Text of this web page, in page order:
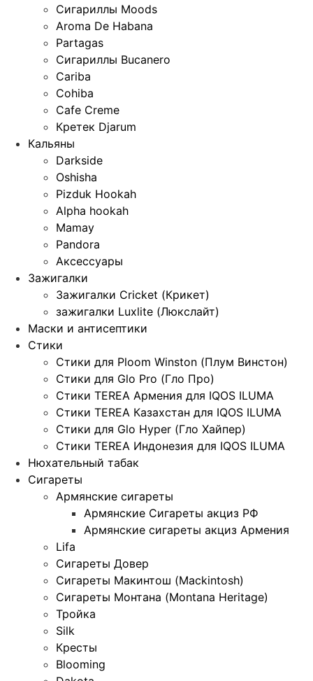
Сигариллы Moods
Aroma De Habana
Partagas
Сигариллы Bucanero
Cariba
Cohiba
Cafe Creme
Кретек Djarum
Кальяны
Darkside
Oshisha
Pizduk Hookah
Alpha hookah
Mamay
Pandora
Аксессуары
Зажигалки
Зажигалки Cricket (Крикет)
зажигалки Luxlite (Люкслайт)
Маски и антисептики
Стики
Стики для Ploom Winston (Плум Винстон)
Стики для Glo Pro (Гло Про)
Стики TEREA Армения для IQOS ILUMA
Стики TEREA Казахстан для IQOS ILUMA
Стики для Glo Hyper (Гло Хайпер)
Стики TEREA Индонезия для IQOS ILUMA
Нюхательный табак
Сигареты
Армянские сигареты
Армянские Сигареты акциз РФ
Армянские сигареты акциз Армения
Lifa
Сигареты Довер
Сигареты Макинтош (Mackintosh)
Сигареты Монтана (Montana Heritage)
Тройка
Silk
Кресты
Blooming